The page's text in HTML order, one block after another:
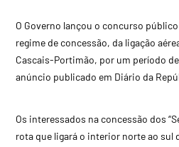
O Governo lançou o concurso
regime de concessão, da ligação
Cascais-Portimão, por um período
anúncio publicado em Diário da
Os interessados na concessão dos
rota que ligará o interior norte ao sul